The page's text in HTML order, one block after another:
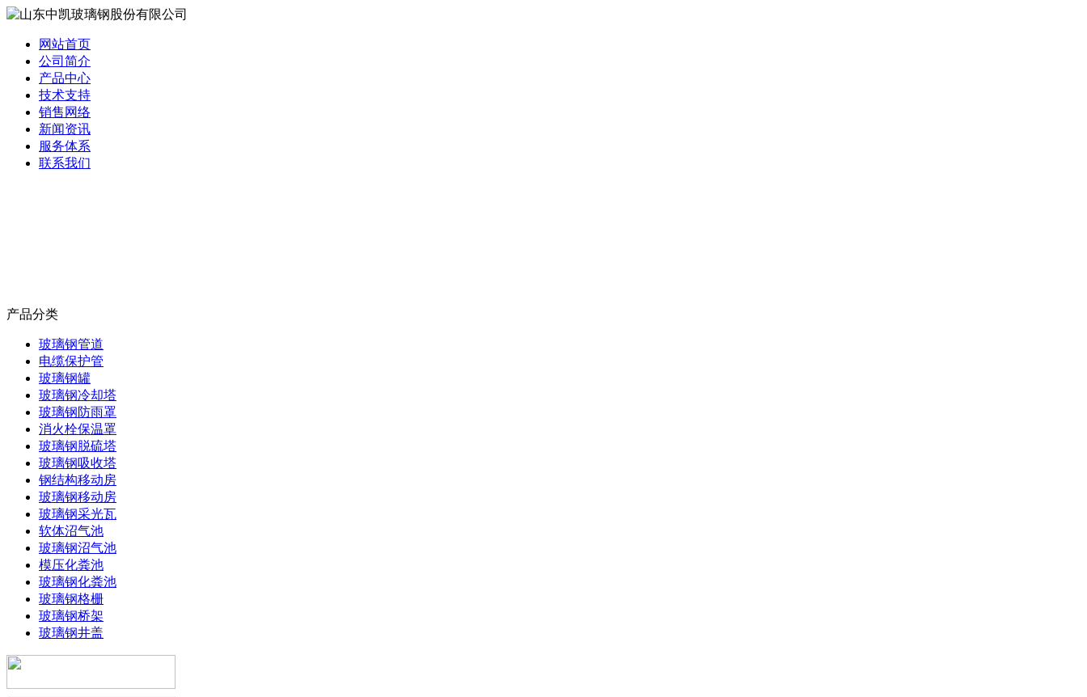
网站首页
公司简介
产品中心
技术支持
销售网络
新闻资讯
服务体系
联系我们
产品分类
玻璃钢管道
电缆保护管
玻璃钢罐
玻璃钢冷却塔
玻璃钢防雨罩
消火栓保温罩
玻璃钢脱硫塔
玻璃钢吸收塔
钢结构移动房
玻璃钢移动房
玻璃钢采光瓦
软体沼气池
玻璃钢沼气池
模压化粪池
玻璃钢化粪池
玻璃钢格栅
玻璃钢桥架
玻璃钢井盖